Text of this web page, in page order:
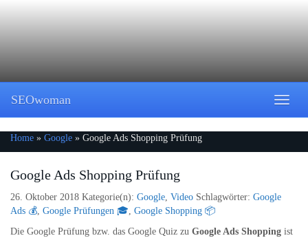
Toggle
SEOwoman
Home » Google » Google Ads Shopping Prüfung
Google Ads Shopping Prüfung
26. Oktober 2018 Kategorie(n): Google, Video Schlagwörter: Google
Ads 💰, Google Prüfungen 🎓, Google Shopping 📦
Die Google Prüfung bzw. das Google Quiz zu Google Ads Shopping ist